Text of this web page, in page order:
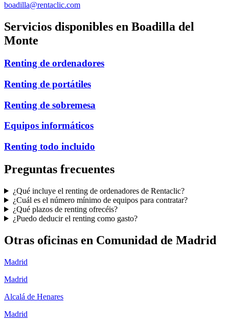
boadilla@rentaclic.com
Servicios disponibles en Boadilla del
Monte
Renting de ordenadores
Renting de portátiles
Renting de sobremesa
Equipos informáticos
Renting todo incluido
Preguntas frecuentes
¿Qué incluye el renting de ordenadores de Rentaclic?
¿Cuál es el número mínimo de equipos para contratar?
¿Qué plazos de renting ofrecéis?
¿Puedo deducir el renting como gasto?
Otras oficinas en Comunidad de Madrid
Madrid
Madrid
Alcalá de Henares
Madrid